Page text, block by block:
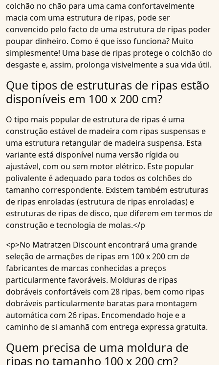
colchão no chão para uma cama confortavelmente
macia com uma estrutura de ripas, pode ser
convencido pelo facto de uma estrutura de ripas poder
poupar dinheiro. Como é que isso funciona? Muito
simplesmente! Uma base de ripas protege o colchão do
desgaste e, assim, prolonga visivelmente a sua vida útil.
Que tipos de estruturas de ripas estão
disponíveis em 100 x 200 cm?
O tipo mais popular de estrutura de ripas é uma
construção estável de madeira com ripas suspensas e
uma estrutura retangular de madeira suspensa. Esta
variante está disponível numa versão rígida ou
ajustável, com ou sem motor elétrico. Este popular
polivalente é adequado para todos os colchões do
tamanho correspondente. Existem também estruturas
de ripas enroladas (estrutura de ripas enroladas) e
estruturas de ripas de disco, que diferem em termos de
construção e tecnologia de molas.</p
<p>No Matratzen Discount encontrará uma grande
seleção de armações de ripas em 100 x 200 cm de
fabricantes de marcas conhecidas a preços
particularmente favoráveis. Molduras de ripas
dobráveis confortáveis com 28 ripas, bem como ripas
dobráveis particularmente baratas para montagem
automática com 26 ripas. Encomendado hoje e a
caminho de si amanhã com entrega expressa gratuita.
Quem precisa de uma moldura de
ripas no tamanho 100 x 200 cm?